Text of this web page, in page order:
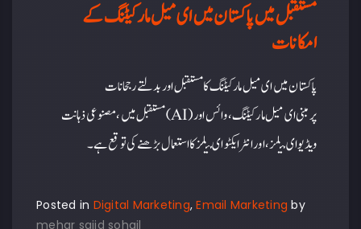
مستقبل میں پاکستان میں ای میل مارکیٹنگ کے
امکانات
پاکستان میں ای میل مارکیٹنگ کا مستقبل اور بدلتے رجحانات
مستقبل میں، مصنوعی ذہانت (AI) پر مبنی ای میل مارکیٹنگ، وائس اور
ویڈیو ای میلز، اور انٹرایکٹو ای میلز کا استعمال بڑھنے کی توقع ہے۔
Posted in Digital Marketing,Email Marketing by
mehar sajid sohail